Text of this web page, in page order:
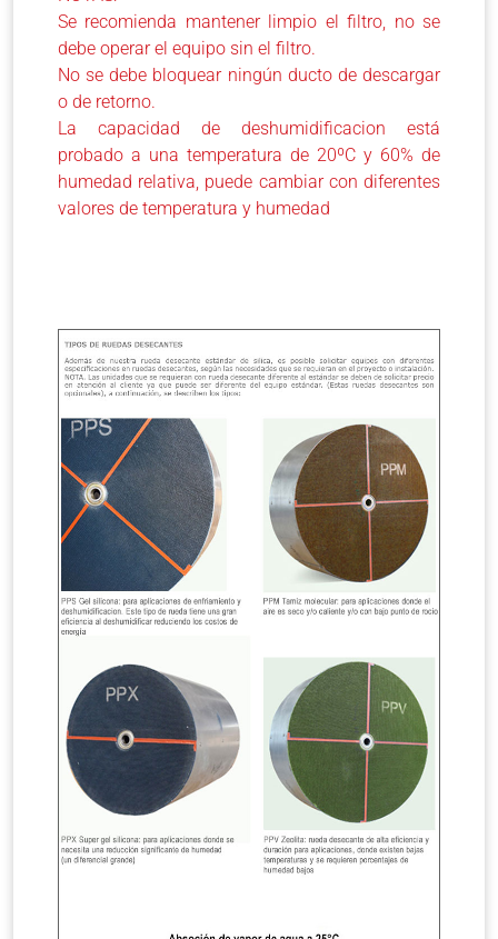
Se recomienda mantener limpio el filtro, no se
debe operar el equipo sin el filtro.
No se debe bloquear ningún ducto de descargar
o de retorno.
La capacidad de deshumidificacion está
probado a una temperatura de 20ºC y 60% de
humedad relativa, puede cambiar con diferentes
valores de temperatura y humedad